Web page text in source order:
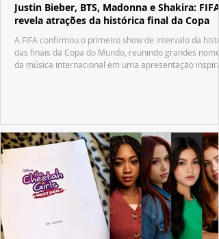
Justin Bieber, BTS, Madonna e Shakira: FIFA
revela atrações da histórica final da Copa
A FIFA confirmou o primeiro show de intervalo da
das finais da Copa do Mundo, reunindo grandes nomes
da música internacional em uma apresentação